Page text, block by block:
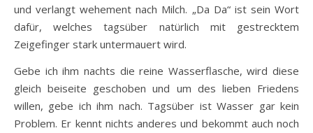
und verlangt wehement nach Milch. „Da Da“ ist sein Wort
dafür, welches tagsüber natürlich mit gestrecktem
Zeigefinger stark untermauert wird.
Gebe ich ihm nachts die reine Wasserflasche, wird diese
gleich beiseite geschoben und um des lieben Friedens
willen, gebe ich ihm nach. Tagsüber ist Wasser gar kein
Problem. Er kennt nichts anderes und bekommt auch noch